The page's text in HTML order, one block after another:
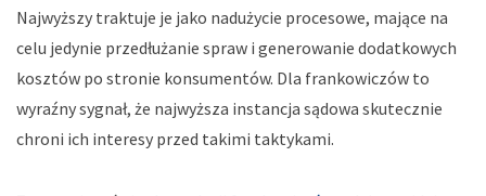
Najwyższy traktuje je jako nadużycie procesowe, mające na
celu jedynie przedłużanie spraw i generowanie dodatkowych
kosztów po stronie konsumentów. Dla frankowiczów to
wyraźny sygnał, że najwyższa instancja sądowa skutecznie
chroni ich interesy przed takimi taktykami.